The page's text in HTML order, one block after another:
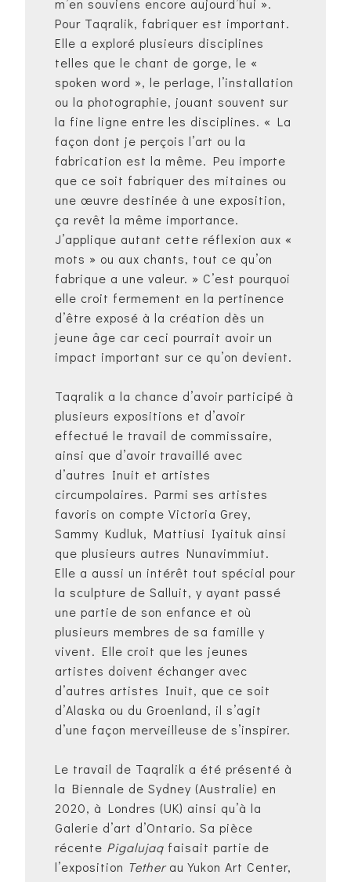
m’en souviens encore aujourd’hui ».
Pour Taqralik, fabriquer est important.
Elle a exploré plusieurs disciplines
telles que le chant de gorge, le «
spoken word », le perlage, l’installation
ou la photographie, jouant souvent sur
la fine ligne entre les disciplines. « La
façon dont je perçois l’art ou la
fabrication est la même. Peu importe
que ce soit fabriquer des mitaines ou
une œuvre destinée à une exposition,
ça revêt la même importance.
J’applique autant cette réflexion aux «
mots » ou aux chants, tout ce qu’on
fabrique a une valeur. » C’est pourquoi
elle croit fermement en la pertinence
d’être exposé à la création dès un
jeune âge car ceci pourrait avoir un
impact important sur ce qu’on devient.
Taqralik a la chance d’avoir participé à
plusieurs expositions et d’avoir
effectué le travail de commissaire,
ainsi que d’avoir travaillé avec
d’autres Inuit et artistes
circumpolaires. Parmi ses artistes
favoris on compte Victoria Grey,
Sammy Kudluk, Mattiusi Iyaituk ainsi
que plusieurs autres Nunavimmiut.
Elle a aussi un intérêt tout spécial pour
la sculpture de Salluit, y ayant passé
une partie de son enfance et où
plusieurs membres de sa famille y
vivent. Elle croit que les jeunes
artistes doivent échanger avec
d’autres artistes Inuit, que ce soit
d’Alaska ou du Groenland, il s’agit
d’une façon merveilleuse de s’inspirer.
Le travail de Taqralik a été présenté à
la Biennale de Sydney (Australie) en
2020, à Londres (UK) ainsi qu’à la
Galerie d’art d’Ontario. Sa pièce
récente Pigalujaq faisait partie de
l’exposition Tetherau Yukon Art Center,